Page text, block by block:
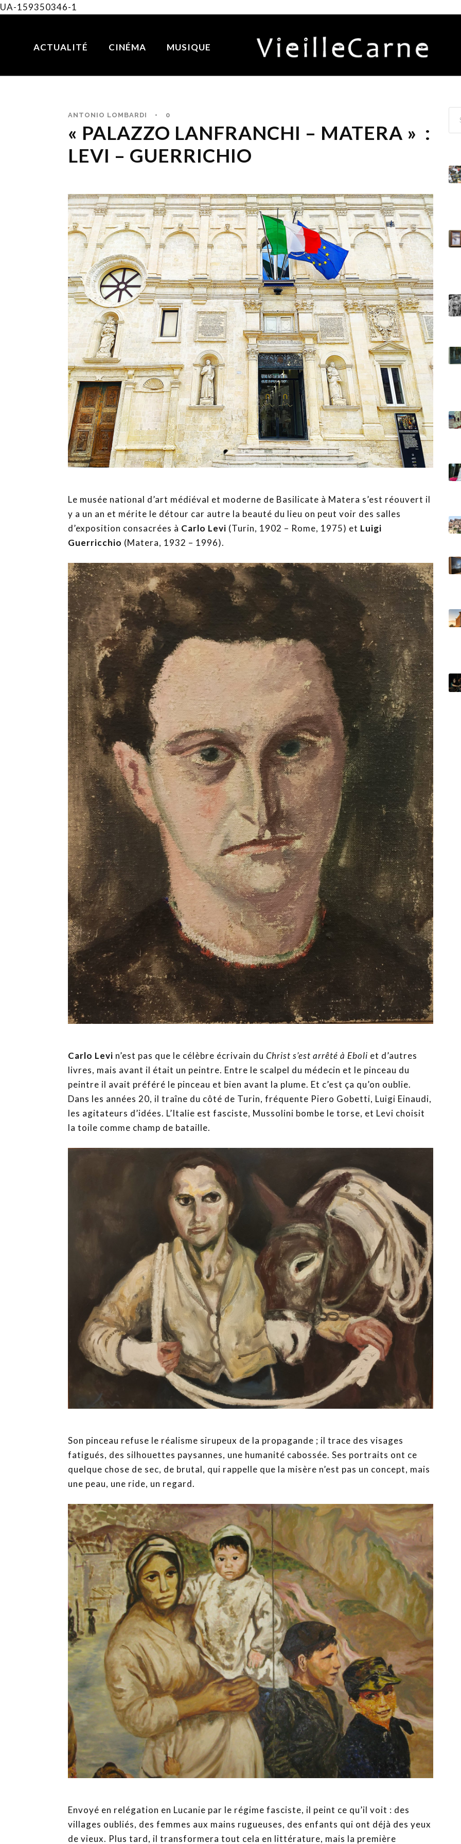
UA-159350346-1
ACTUALITÉ CINÉMA MUSIQUE
ANTONIO LOMBARDI • 0
« PALAZZO LANFRANCHI – MATERA » :
LEVI – GUERRICHIO
Le musée national d’art médiéval et moderne de Basilicate à Matera s’est réouvert il
y a un an et mérite le détour car autre la beauté du lieu on peut voir des salles
d’exposition consacrées à Carlo Levi (Turin, 1902 – Rome, 1975) et Luigi
Guerricchio (Matera, 1932 – 1996).
Carlo Levi n’est pas que le célèbre écrivain du Christ s’est arrêté à Eboli et d’autres
livres, mais avant il était un peintre. Entre le scalpel du médecin et le pinceau du
peintre il avait préféré le pinceau et bien avant la plume. Et c’est ça qu’on oublie.
Dans les années 20, il traîne du côté de Turin, fréquente Piero Gobetti, Luigi Einaudi,
les agitateurs d’idées. L’Italie est fasciste, Mussolini bombe le torse, et Levi choisit
la toile comme champ de bataille.
Son pinceau refuse le réalisme sirupeux de la propagande ; il trace des visages
fatigués, des silhouettes paysannes, une humanité cabossée. Ses portraits ont ce
quelque chose de sec, de brutal, qui rappelle que la misère n’est pas un concept, mais
une peau, une ride, un regard.
Envoyé en relégation en Lucanie par le régime fasciste, il peint ce qu’il voit : des
villages oubliés, des femmes aux mains rugueuses, des enfants qui ont déjà des yeux
de vieux. Plus tard, il transformera tout cela en littérature, mais la première